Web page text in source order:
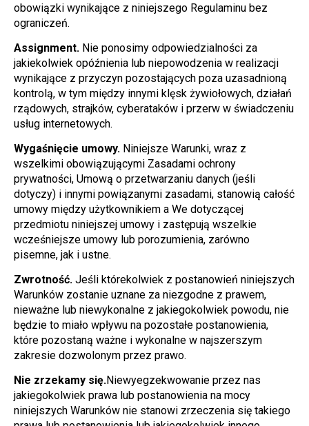
obowiązki wynikające z niniejszego Regulaminu bez
ograniczeń.
Assignment. Nie ponosimy odpowiedzialności za
jakiekolwiek opóźnienia lub niepowodzenia w realizacji
wynikające z przyczyn pozostających poza uzasadnioną
kontrolą, w tym między innymi klęsk żywiołowych, działań
rządowych, strajków, cyberataków i przerw w świadczeniu
usług internetowych.
Wygaśnięcie umowy. Niniejsze Warunki, wraz z
wszelkimi obowiązującymi Zasadami ochrony
prywatności, Umową o przetwarzaniu danych (jeśli
dotyczy) i innymi powiązanymi zasadami, stanowią całość
umowy między użytkownikiem a We dotyczącej
przedmiotu niniejszej umowy i zastępują wszelkie
wcześniejsze umowy lub porozumienia, zarówno
pisemne, jak i ustne.
Zwrotność. Jeśli którekolwiek z postanowień niniejszych
Warunków zostanie uznane za niezgodne z prawem,
nieważne lub niewykonalne z jakiegokolwiek powodu, nie
będzie to miało wpływu na pozostałe postanowienia,
które pozostaną ważne i wykonalne w najszerszym
zakresie dozwolonym przez prawo.
Nie zrzekamy się.Niewyegzekwowanie przez nas
jakiegokolwiek prawa lub postanowienia na mocy
niniejszych Warunków nie stanowi zrzeczenia się takiego